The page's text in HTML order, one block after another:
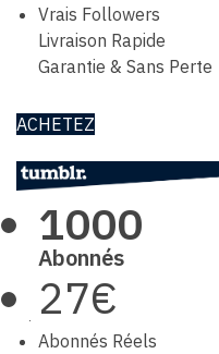
Vrais Followers
Livraison Rapide
Garantie & Sans Perte
ACHETEZ
1000
Abonnés
27€
Abonnés Réels